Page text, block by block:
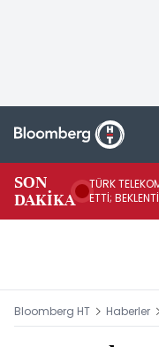
SON
DAKİKA
TÜRK
ETTİ;
Bloomberg HT Haberler